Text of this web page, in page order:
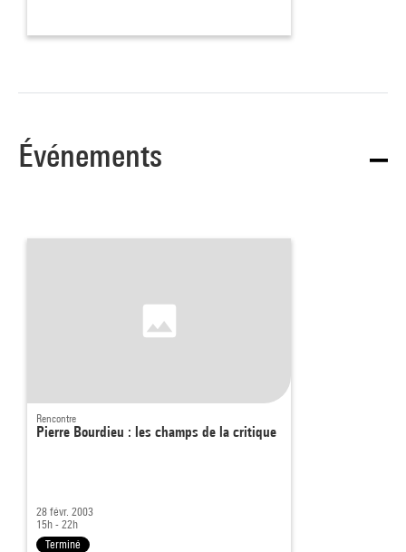
Événements
Rencontre
Pierre Bourdieu : les champs de la critique
28 févr. 2003
15h - 22h
Terminé